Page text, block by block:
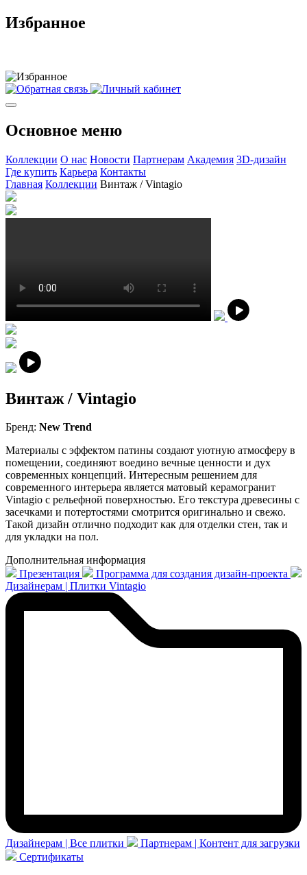
Избранное
Основное меню
Коллекции О нас Новости Партнерам Академия 3D-дизайн
Где купить Карьера Контакты
Главная Коллекции Винтаж / Vintagio
Винтаж / Vintagio
Бренд: New Trend
Материалы с эффектом патины создают уютную атмосферу в
помещении, соединяют воедино вечные ценности и дух
современных концепций. Интересным решением для
современного интерьера является матовый керамогранит
Vintagio с рельефной поверхностью. Его текстура древесины с
засечками и потертостями смотрится оригинально и свежо.
Такой дизайн отлично подходит как для отделки стен, так и
для укладки на пол.
Дополнительная информация
Презентация
Программа для создания дизайн-проекта
Дизайнерам | Плитки Vintagio
Дизайнерам | Все плитки
Партнерам | Контент для загрузки
Сертификаты